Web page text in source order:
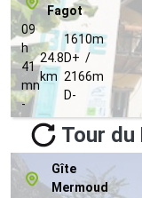
Fagot
09
h
41
mn
-
24.8
km
1610m
D+ /
2166m
D-
Tour du
Gîte
Mermoud